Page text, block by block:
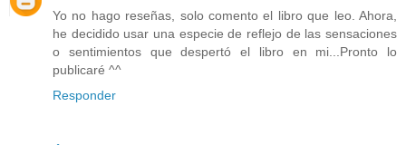
Yo no hago reseñas, solo comento el libro que leo. Ahora,
he decidido usar una especie de reflejo de las sensaciones
o sentimientos que despertó el libro en mi...Pronto lo
publicaré ^^
Responder